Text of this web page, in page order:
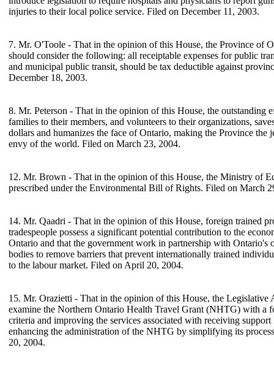
injuries to their local police service. Filed on December 11, 2003.
7. Mr. O'Toole - That in the opinion of this House, the Province of
should consider the following: all receiptable expenses for public
and municipal public transit, should be tax deductible against
December 18, 2003.
8. Mr. Peterson - That in the opinion of this House, the outstanding
families to their members, and volunteers to their organizations,
dollars and humanizes the face of Ontario, making the Province the
envy of the world. Filed on March 23, 2004.
12. Mr. Brown - That in the opinion of this House, the Ministry of
prescribed under the Environmental Bill of Rights. Filed on March
14. Mr. Qaadri - That in the opinion of this House, foreign trained
tradespeople possess a significant potential contribution to the
Ontario and that the government work in partnership with Ontario's
bodies to remove barriers that prevent internationally trained
to the labour market. Filed on April 20, 2004.
15. Mr. Orazietti - That in the opinion of this House, the Legislative
examine the Northern Ontario Health Travel Grant (NHTG) with a
criteria and improving the services associated with receiving
enhancing the administration of the NHTG by simplifying its
20, 2004.